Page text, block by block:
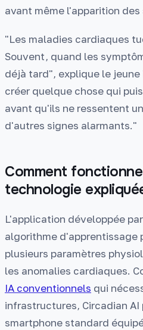
avant même l'apparition
"Les maladies cardiaques
Souvent, quand les
déjà tard", explique le jeune
créer quelque chose qui
avant qu'ils ne ressentent
d'autres signes alarmants."
Comment
technologie
L'application développée
algorithme d'apprentissage
plusieurs paramètres
les anomalies cardiaques.
IA conventionnels qui
infrastructures, Circadian
smartphone standard